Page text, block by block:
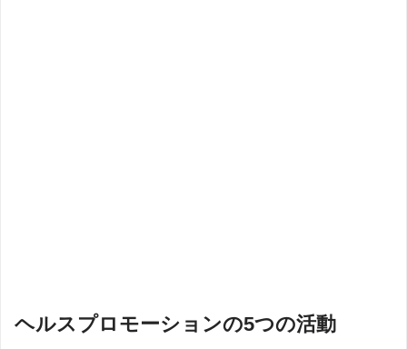
ヘルスプロモーションの5つの活動